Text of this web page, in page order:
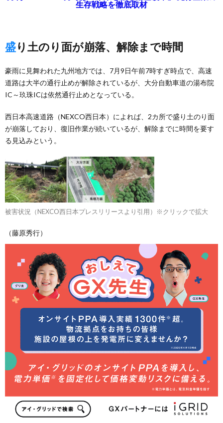
生存戦略を徹底取材
盛り土のり面が崩落、解除まで時間
豪雨に見舞われた九州地方では、7月9日午前7時すぎ時点で、高速
道路は大半の通行止めが解除されているが、大分自動車道の湯布院
IC～玖珠ICは依然通行止めとなっている。
西日本高速道路（NEXCO西日本）によれば、2カ所で盛り土のり面
が崩落しており、復旧作業が続いているが、解除までに時間を要す
る見込みという。
被害状況（NEXCO西日本プレスリリースより引用）※クリックで拡大
（藤原秀行）